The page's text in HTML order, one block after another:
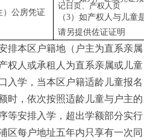
）公房凭证
记日页、产权人页
（3）如产权人与儿童是
请另提供佐证证明
本区户籍地（户主为直系亲属
权人或承租人为直系亲属或儿童
入学，当本区户籍适龄儿童报名
时，依次按照适龄儿童与户主的
等安排入学，超出学额部分实行
区每户地址五年内只享有一次同